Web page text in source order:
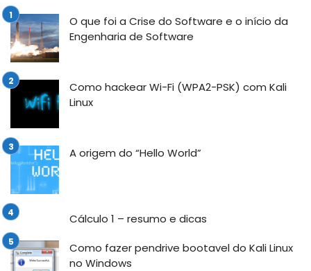
O que foi a Crise do Software e o início da
Engenharia de Software
Como hackear Wi-Fi (WPA2-PSK) com Kali
Linux
A origem do “Hello World”
Cálculo 1 – resumo e dicas
Como fazer pendrive bootavel do Kali Linux
no Windows